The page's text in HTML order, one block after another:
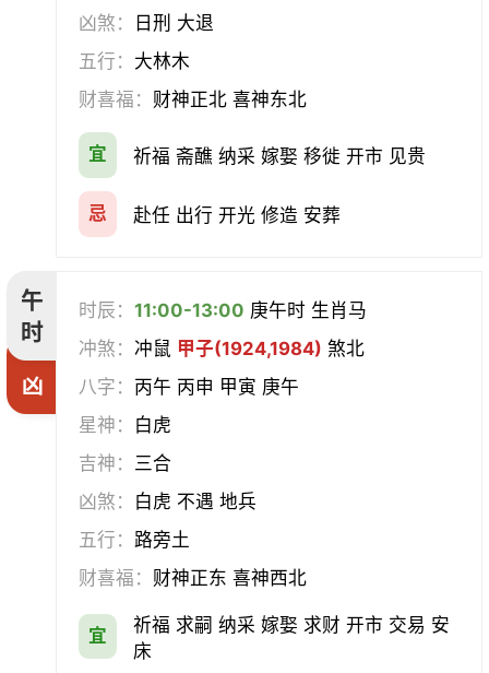
凶煞：
日刑 大退
五行： 大林木
财喜福： 财神正北 喜神东北
宜 祈福 斋醮 纳采 嫁娶 移徙 开市 见贵
忌 赴任 出行 开光 修造 安葬
午
时
凶
时辰：11:00-13:00 庚午时 生肖马
冲煞：冲鼠 甲子(1924,1984) 煞北
八字： 丙午 丙申 甲寅 庚午
星神： 白虎
吉神： 三合
凶煞： 白虎 不遇 地兵
五行： 路旁土
财喜福： 财神正东 喜神西北
宜
祈福 求嗣 纳采 嫁娶 求财 开市 交易 安
床